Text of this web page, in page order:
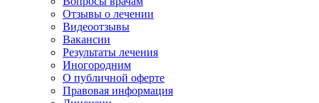
Отзывы о лечении
Видеоотзывы
Вакансии
Результаты лечения
Иногородним
О публичной оферте
Правовая информация